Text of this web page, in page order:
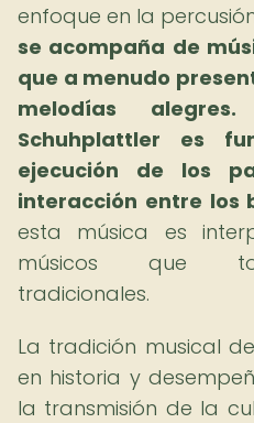
enfoque en la
se acompaña de
que a menudo
melodías alegres.
Schuhplattler es
ejecución de los
interacción entre los
esta música es
músicos que
tradicionales.
La tradición musical
en historia y
la transmisión de la